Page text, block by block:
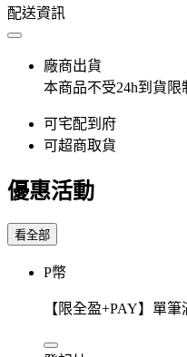
配送資訊
廠商出貨
本商品不受24h到貨限
可宅配到府
可超商取貨
優惠活動
看全部
P幣
【限全盈+PAY】單筆